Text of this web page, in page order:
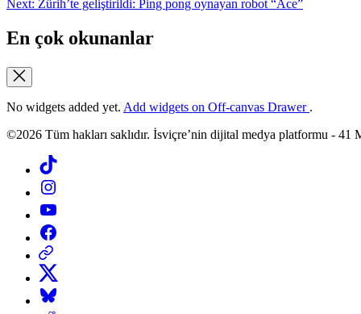
gezinmesi
Next: Zürih’te geliştirildi: Ping pong oynayan robot “Ace”
En çok okunanlar
No widgets added yet. Add widgets on Off-canvas Drawer .
©2026 Tüm hakları saklıdır. İsviçre’nin dijital medya platformu -
Tiktok
Instagram
YouTube
Facebook
Threads
X
Bluesky